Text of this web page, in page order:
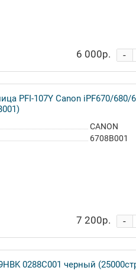
6 000р. -
PFI-107Y Canon iPF670/680/
CANON
6708B001
7 200р. -
0288C001 черный